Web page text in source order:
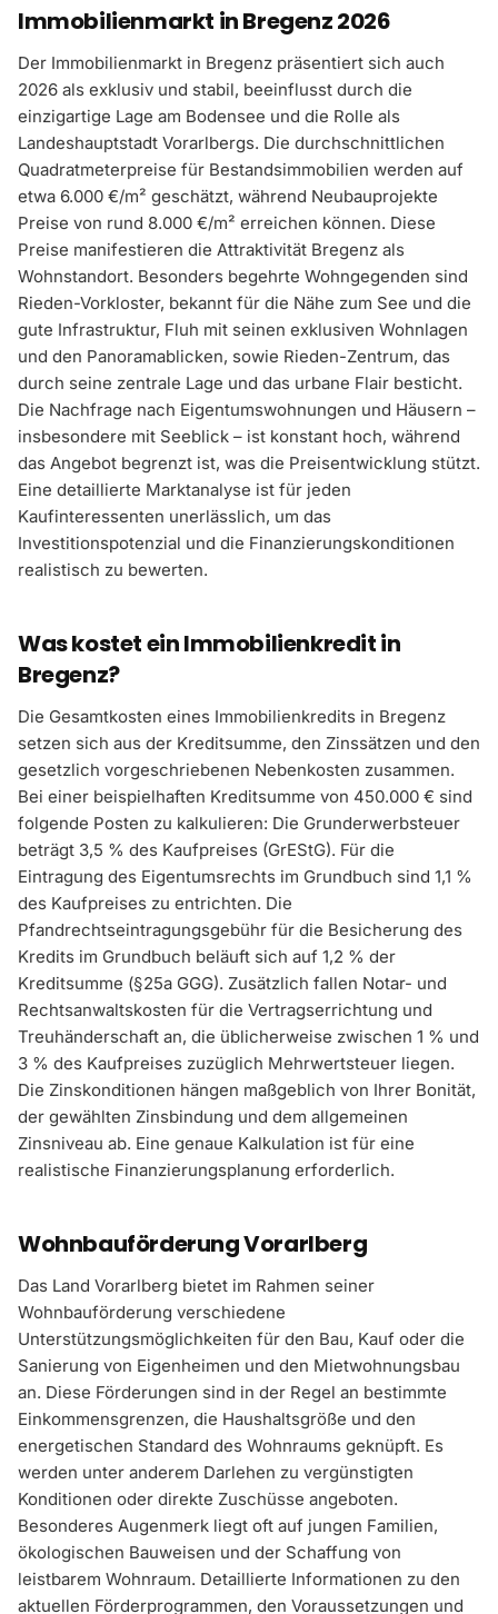
Immobilienmarkt in Bregenz 2026
Der Immobilienmarkt in Bregenz präsentiert sich auch
2026 als exklusiv und stabil, beeinflusst durch die
einzigartige Lage am Bodensee und die Rolle als
Landeshauptstadt Vorarlbergs. Die durchschnittlichen
Quadratmeterpreise für Bestandsimmobilien werden auf
etwa 6.000 €/m² geschätzt, während Neubauprojekte
Preise von rund 8.000 €/m² erreichen können. Diese
Preise manifestieren die Attraktivität Bregenz als
Wohnstandort. Besonders begehrte Wohngegenden sind
Rieden-Vorkloster, bekannt für die Nähe zum See und die
gute Infrastruktur, Fluh mit seinen exklusiven Wohnlagen
und den Panoramablicken, sowie Rieden-Zentrum, das
durch seine zentrale Lage und das urbane Flair besticht.
Die Nachfrage nach Eigentumswohnungen und Häusern –
insbesondere mit Seeblick – ist konstant hoch, während
das Angebot begrenzt ist, was die Preisentwicklung stützt.
Eine detaillierte Marktanalyse ist für jeden
Kaufinteressenten unerlässlich, um das
Investitionspotenzial und die Finanzierungskonditionen
realistisch zu bewerten.
Was kostet ein Immobilienkredit in
Bregenz?
Die Gesamtkosten eines Immobilienkredits in Bregenz
setzen sich aus der Kreditsumme, den Zinssätzen und den
gesetzlich vorgeschriebenen Nebenkosten zusammen.
Bei einer beispielhaften Kreditsumme von 450.000 € sind
folgende Posten zu kalkulieren: Die Grunderwerbsteuer
beträgt 3,5 % des Kaufpreises (GrEStG). Für die
Eintragung des Eigentumsrechts im Grundbuch sind 1,1 %
des Kaufpreises zu entrichten. Die
Pfandrechtseintragungsgebühr für die Besicherung des
Kredits im Grundbuch beläuft sich auf 1,2 % der
Kreditsumme (§25a GGG). Zusätzlich fallen Notar- und
Rechtsanwaltskosten für die Vertragserrichtung und
Treuhänderschaft an, die üblicherweise zwischen 1 % und
3 % des Kaufpreises zuzüglich Mehrwertsteuer liegen.
Die Zinskonditionen hängen maßgeblich von Ihrer Bonität,
der gewählten Zinsbindung und dem allgemeinen
Zinsniveau ab. Eine genaue Kalkulation ist für eine
realistische Finanzierungsplanung erforderlich.
Wohnbauförderung Vorarlberg
Das Land Vorarlberg bietet im Rahmen seiner
Wohnbauförderung verschiedene
Unterstützungsmöglichkeiten für den Bau, Kauf oder die
Sanierung von Eigenheimen und den Mietwohnungsbau
an. Diese Förderungen sind in der Regel an bestimmte
Einkommensgrenzen, die Haushaltsgröße und den
energetischen Standard des Wohnraums geknüpft. Es
werden unter anderem Darlehen zu vergünstigten
Konditionen oder direkte Zuschüsse angeboten.
Besonderes Augenmerk liegt oft auf jungen Familien,
ökologischen Bauweisen und der Schaffung von
leistbarem Wohnraum. Detaillierte Informationen zu den
aktuellen Förderprogrammen, den Voraussetzungen und